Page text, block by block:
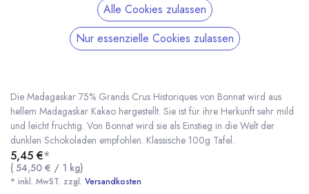
Madagaskar 75% Grands Crus Historiques von
Die Madagaskar 75% Grands Crus Historiques von Bonnat wird aus
hellem Madagaskar Kakao hergestellt. Sie ist für ihre Herkunft sehr mild
und leicht fruchtig. Von Bonnat wird sie als Einstieg in die Welt der
dunklen Schokoladen empfohlen. Klassische 100g Tafel.
5,45 €*
( 54,50 € / 1 kg)
* inkl. MwST. zzgl. Versandkosten
Alle Cookies zulassen
Nur essenzielle Cookies zulassen